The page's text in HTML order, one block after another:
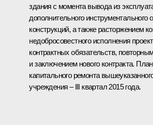
здания с момента вывода из
дополнительного
конструкций, а также расторжением
недобросовестного исполнения
контрактных обязательств,
и заключением нового контракта.
капитального ремонта
учреждения – III квартал 2015 года.